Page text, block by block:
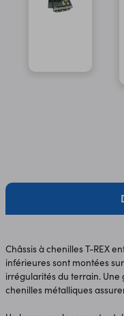
Châssis à chenilles T-REX
inférieures sont montées
irrégularités du terrain.
chenilles métalliques